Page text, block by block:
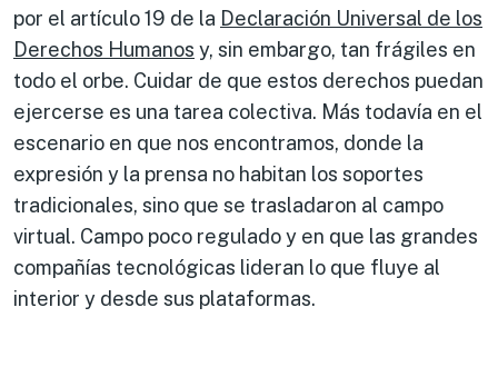
por el artículo 19 de la Declaración Universal de los
Derechos Humanos y, sin embargo, tan frágiles en
todo el orbe. Cuidar de que estos derechos puedan
ejercerse es una tarea colectiva. Más todavía en el
escenario en que nos encontramos, donde la
expresión y la prensa no habitan los soportes
tradicionales, sino que se trasladaron al campo
virtual. Campo poco regulado y en que las grandes
compañías tecnológicas lideran lo que fluye al
interior y desde sus plataformas.